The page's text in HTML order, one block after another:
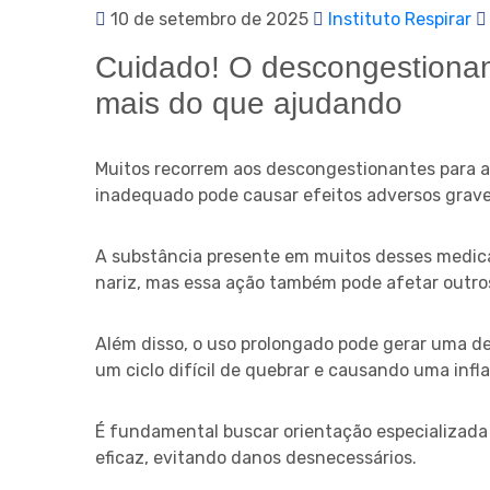
10 de setembro de 2025 Instituto Respirar
Cuidado! O
mais do que ajudando
Muitos recorrem aos descongestionantes para
inadequado pode causar efeitos adversos
A substância presente em muitos desses
nariz, mas essa ação também pode afetar
Além disso, o uso prolongado pode gerar uma
um ciclo difícil de quebrar e causando uma
É fundamental buscar orientação
eficaz, evitando danos desnecessários.